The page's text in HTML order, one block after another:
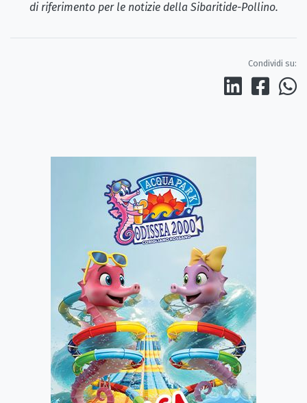
di riferimento per le notizie della Sibaritide-Pollino.
Condividi su: